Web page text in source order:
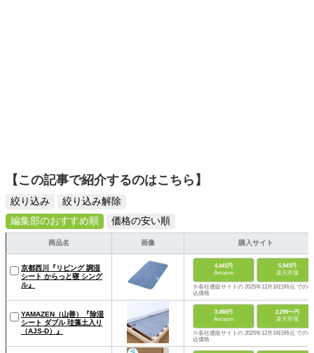
【この記事で紹介するのはこちら】
絞り込み
絞り込み解除
編集部のおすすめ順
価格の安い順
商品名 画像 購入サイト
京都西川『リビング 調湿
シート からっと寝 シング
ル』
4,441円
Amazon
5,943円
楽天市場
※各社通販サイトの 2025年12月16日時点 での税
込価格
YAMAZEN（山善）『除湿
シート ダブル 珪藻土入り
（AJS-D）』
3,490円
Amazon
2,299〜円
楽天市場
※各社通販サイトの 2025年12月19日時点 での税
込価格